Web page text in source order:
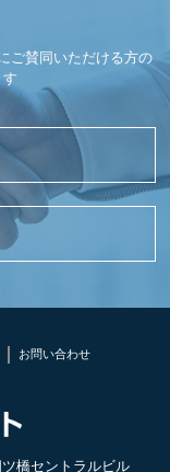
ご賛同いただける方の
お問い合わせ
橋セントラルビル